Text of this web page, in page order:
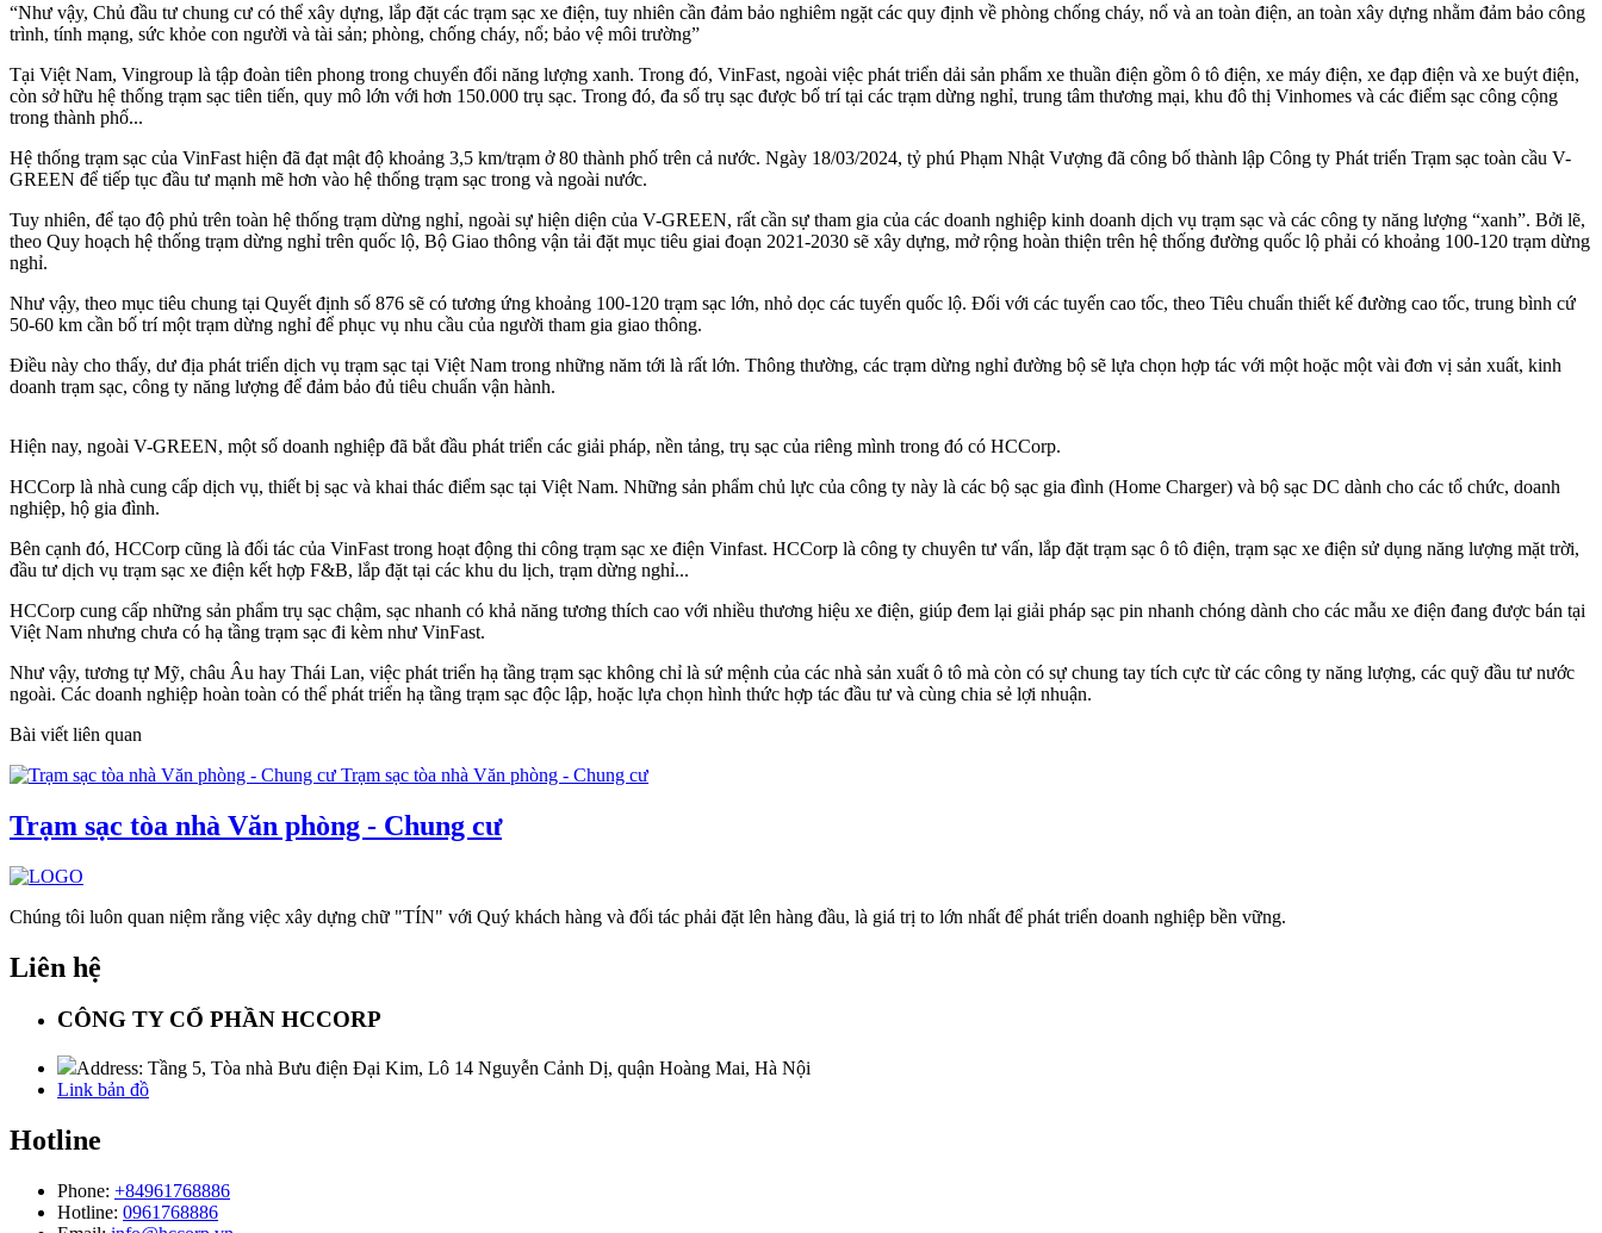
“Như vậy, Chủ đầu tư chung cư có thể xây dựng, lắp đặt các trạm sạc xe điện, tuy nhiên cần đảm bảo nghiêm ngặt các quy định về phòng chống cháy, nổ và an toàn điện, an toàn xây dựng nhằm đảm bảo công
trình, tính mạng, sức khỏe con người và tài sản; phòng, chống cháy, nổ; bảo vệ môi trường”
Tại Việt Nam, Vingroup là tập đoàn tiên phong trong chuyển đổi năng lượng xanh. Trong đó, VinFast, ngoài việc phát triển dải sản phẩm xe thuần điện gồm ô tô điện, xe máy điện, xe đạp điện và xe buýt điện,
còn sở hữu hệ thống trạm sạc tiên tiến, quy mô lớn với hơn 150.000 trụ sạc. Trong đó, đa số trụ sạc được bố trí tại các trạm dừng nghỉ, trung tâm thương mại, khu đô thị Vinhomes và các điểm sạc công cộng
trong thành phố...
Hệ thống trạm sạc của VinFast hiện đã đạt mật độ khoảng 3,5 km/trạm ở 80 thành phố trên cả nước. Ngày 18/03/2024, tỷ phú Phạm Nhật Vượng đã công bố thành lập Công ty Phát triển Trạm sạc toàn cầu V-
GREEN để tiếp tục đầu tư mạnh mẽ hơn vào hệ thống trạm sạc trong và ngoài nước.
Tuy nhiên, để tạo độ phủ trên toàn hệ thống trạm dừng nghỉ, ngoài sự hiện diện của V-GREEN, rất cần sự tham gia của các doanh nghiệp kinh doanh dịch vụ trạm sạc và các công ty năng lượng “xanh”. Bởi lẽ,
theo Quy hoạch hệ thống trạm dừng nghỉ trên quốc lộ, Bộ Giao thông vận tải đặt mục tiêu giai đoạn 2021-2030 sẽ xây dựng, mở rộng hoàn thiện trên hệ thống đường quốc lộ phải có khoảng 100-120 trạm dừng
nghỉ.
Như vậy, theo mục tiêu chung tại Quyết định số 876 sẽ có tương ứng khoảng 100-120 trạm sạc lớn, nhỏ dọc các tuyến quốc lộ. Đối với các tuyến cao tốc, theo Tiêu chuẩn thiết kế đường cao tốc, trung bình cứ
50-60 km cần bố trí một trạm dừng nghỉ để phục vụ nhu cầu của người tham gia giao thông.
Điều này cho thấy, dư địa phát triển dịch vụ trạm sạc tại Việt Nam trong những năm tới là rất lớn. Thông thường, các trạm dừng nghỉ đường bộ sẽ lựa chọn hợp tác với một hoặc một vài đơn vị sản xuất, kinh
doanh trạm sạc, công ty năng lượng để đảm bảo đủ tiêu chuẩn vận hành.
Hiện nay, ngoài V-GREEN, một số doanh nghiệp đã bắt đầu phát triển các giải pháp, nền tảng, trụ sạc của riêng mình trong đó có HCCorp.
HCCorp là nhà cung cấp dịch vụ, thiết bị sạc và khai thác điểm sạc tại Việt Nam. Những sản phẩm chủ lực của công ty này là các bộ sạc gia đình (Home Charger) và bộ sạc DC dành cho các tổ chức, doanh
nghiệp, hộ gia đình.
Bên cạnh đó, HCCorp cũng là đối tác của VinFast trong hoạt động thi công trạm sạc xe điện Vinfast. HCCorp là công ty chuyên tư vấn, lắp đặt trạm sạc ô tô điện, trạm sạc xe điện sử dụng năng lượng mặt trời,
đầu tư dịch vụ trạm sạc xe điện kết hợp F&B, lắp đặt tại các khu du lịch, trạm dừng nghỉ...
HCCorp cung cấp những sản phẩm trụ sạc chậm, sạc nhanh có khả năng tương thích cao với nhiều thương hiệu xe điện, giúp đem lại giải pháp sạc pin nhanh chóng dành cho các mẫu xe điện đang được bán tại
Việt Nam nhưng chưa có hạ tầng trạm sạc đi kèm như VinFast.
Như vậy, tương tự Mỹ, châu Âu hay Thái Lan, việc phát triển hạ tầng trạm sạc không chỉ là sứ mệnh của các nhà sản xuất ô tô mà còn có sự chung tay tích cực từ các công ty năng lượng, các quỹ đầu tư nước
ngoài. Các doanh nghiệp hoàn toàn có thể phát triển hạ tầng trạm sạc độc lập, hoặc lựa chọn hình thức hợp tác đầu tư và cùng chia sẻ lợi nhuận.
Bài viết liên quan
Trạm sạc tòa nhà Văn phòng - Chung cư
Trạm sạc tòa nhà Văn phòng - Chung cư
Chúng tôi luôn quan niệm rằng việc xây dựng chữ "TÍN" với Quý khách hàng và đối tác phải đặt lên hàng đầu, là giá trị to lớn nhất để phát triển doanh nghiệp bền vững.
Liên hệ
CÔNG TY CỔ PHẦN HCCORP
Address: Tầng 5, Tòa nhà Bưu điện Đại Kim, Lô 14 Nguyễn Cảnh Dị, quận Hoàng Mai, Hà Nội
Link bản đồ
Hotline
Phone: +84961768886
Hotline: 0961768886